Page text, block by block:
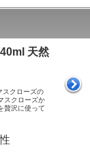
天然
クローズの
スクローズか
贅沢に使って